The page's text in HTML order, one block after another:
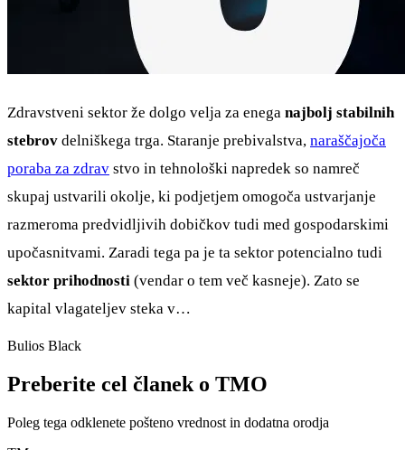
Zdravstveni sektor že dolgo velja za enega najbolj stabilnih
stebrov delniškega trga. Staranje prebivalstva, naraščajoča
poraba za zdrav stvo in tehnološki napredek so namreč
skupaj ustvarili okolje, ki podjetjem omogoča ustvarjanje
razmeroma predvidljivih dobičkov tudi med gospodarskimi
upočasnitvami. Zaradi tega pa je ta sektor potencialno tudi
sektor prihodnosti (vendar o tem več kasneje). Zato se
kapital vlagateljev steka v…
Bulios Black
Preberite cel članek o TMO
Poleg tega odklenete pošteno vrednost in dodatna orodja